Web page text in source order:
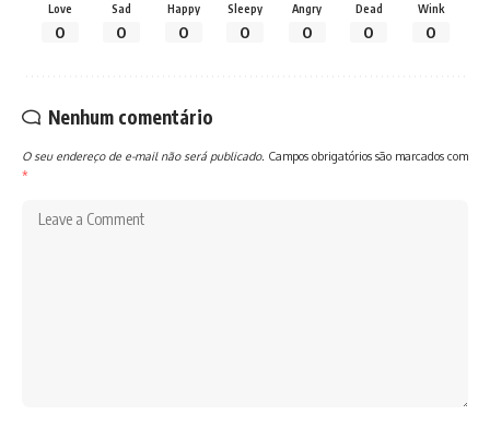
Love
0
Sad
0
Happy
0
Sleepy
0
Angry
0
Dead
0
Wink
0
Nenhum comentário
O seu endereço de e-mail não será publicado. Campos obrigatórios são marcados com
*